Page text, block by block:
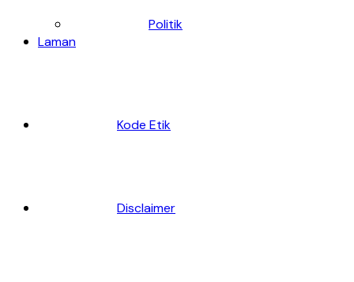
Politik
Laman
Kode Etik
Disclaimer